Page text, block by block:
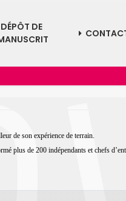
DÉPÔT DE
de son expérience de terrain.
plus de 200 indépendants etchefs